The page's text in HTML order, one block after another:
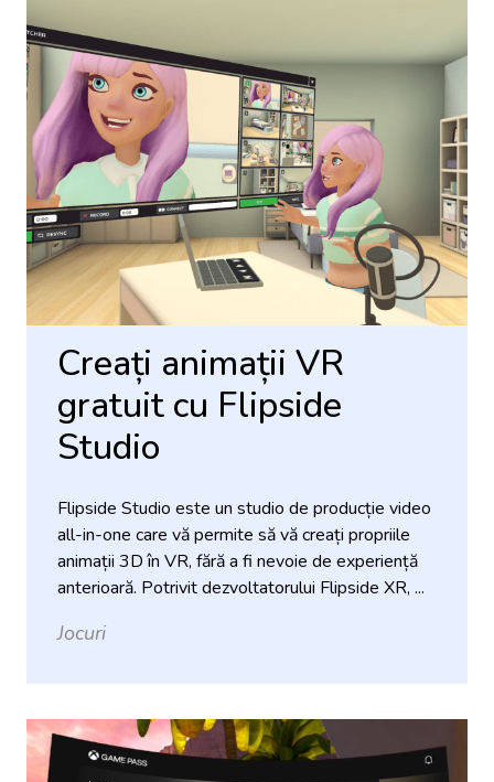
Creați animații VR
gratuit cu Flipside
Studio
Flipside Studio este un studio de producție video
all-in-one care vă permite să vă creați propriile
animații 3D în VR, fără a fi nevoie de experiență
anterioară. Potrivit dezvoltatorului Flipside XR, ...
Jocuri